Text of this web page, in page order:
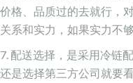
价格、品质过的去就行，
关系和实力，如果实力不
7. 配送选择，是采用冷链
还是选择第三方公司就要